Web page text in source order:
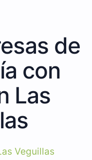
de
con
Las
Veguillas